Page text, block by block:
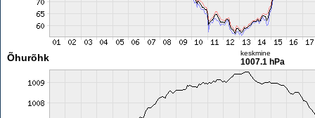
Õhurõhk keskmine
1007.1 hPa